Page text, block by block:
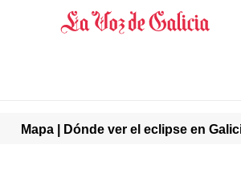
Mapa | Dónde ver el eclipse en